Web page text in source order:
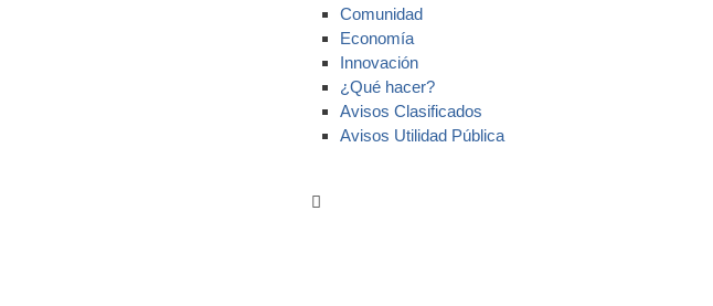
Comunidad
Economía
Innovación
¿Qué hacer?
Avisos Clasificados
Avisos Utilidad Pública